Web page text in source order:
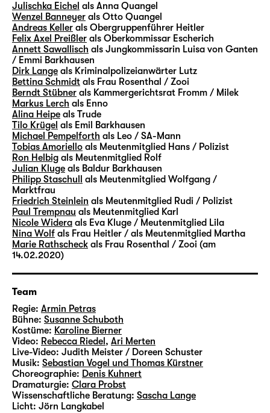
Julischka Eichel als Anna Quangel
Wenzel Banneyer als Otto Quangel
Andreas Keller als Obergruppenführer Heitler
Felix Axel Preißler als Oberkommissar Escherich
Annett Sawallisch als Jungkommissarin Luisa von Ganten
/ Emmi Barkhausen
Dirk Lange als Kriminalpolizeianwärter Lutz
Bettina Schmidt als Frau Rosenthal / Zooi
Berndt Stübner als Kammergerichtsrat Fromm / Milek
Markus Lerch als Enno
Alina Heipe als Trude
Tilo Krügel als Emil Barkhausen
Michael Pempelforth als Leo / SA-Mann
Tobias Amoriello als Meutenmitglied Hans / Polizist
Ron Helbig als Meutenmitglied Rolf
Julian Kluge als Baldur Barkhausen
Philipp Staschull
als Meutenmitglied Wolfgang /
Marktfrau
Friedrich Steinlein als Meutenmitglied Rudi / Polizist
Paul Trempnau als Meutenmitglied Karl
Nicole Widera als Eva Kluge / Meutenmitglied Lila
Nina Wolf als Frau Heitler / als Meutenmitglied Martha
Marie Rathscheck als Frau Rosenthal / Zooi (am
14.02.2020)
Team
Regie: Armin Petras
Bühne: Susanne Schuboth
Kostüme: Karoline Bierner
Video: Rebecca Riedel , Ari Merten
Live-Video: Judith Meister / Doreen Schuster
Musik: Sebastian Vogel und Thomas Kürstner
Choreographie: Denis Kuhnert
Dramaturgie: Clara Probst
Wissenschaftliche Beratung: Sascha Lange
Licht: Jörn Langkabel